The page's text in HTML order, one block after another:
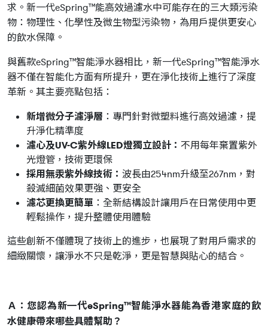
求。新一代eSpring™能高效過濾水中可能存在的三大類污染
物：物理性、化學性及微生物型污染物，為用戶提供更安心
的飲水保障。
與舊款eSpring™智能淨水器相比，新一代eSpring™智能淨水
器不僅在智能化方面有所提升，更在淨化技術上進行了深度
革新。其主要亮點包括：
新增微分子濾淨層 ：專門針對微塑料進行高效過濾，提
升淨化精準度
濾心及UV-C紫外線LED燈獨立設計： 不用每年棄置紫外
光燈管，技術更環保
採用無汞紫外線技術： 波長由254nm升級至267nm，對
殺滅細菌效果更強、更安全
濾芯更換更簡單 ：全新結構設計讓用戶在日常使用中更
輕鬆操作，提升整體使用體驗
這些創新不僅體現了技術上的進步，也展現了對用戶需求的
細緻關懷，讓淨水不只是乾淨，更是智慧與貼心的結合。
Ａ：您認為新㇐代eSpring™智能淨水器能為香港家庭的飲
水健康帶來哪些具體幫助？